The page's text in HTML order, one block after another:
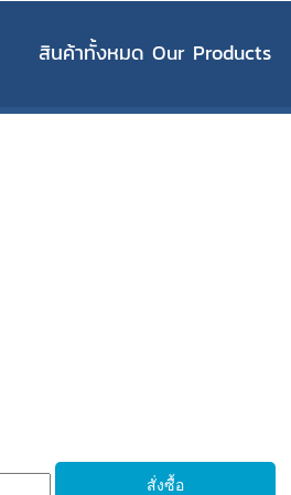
สินค้าทั้งหมด Our Products